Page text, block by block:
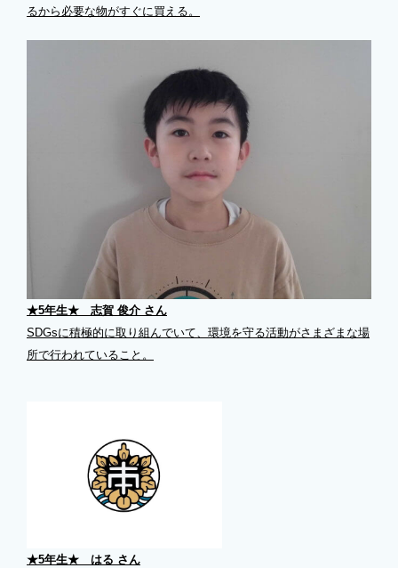
るから必要な物がすぐに買える。
★5年生★ 志賀 俊介 さん
SDGsに積極的に取り組んでいて、環境を守る活動がさまざまな場
所で行われていること。
★5年生★ はる さん